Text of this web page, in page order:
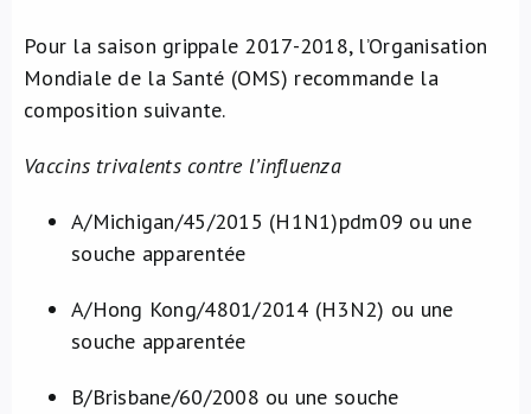
Pour la saison grippale 2017-2018, l’Organisation
Mondiale de la Santé (OMS) recommande la
composition suivante.
Vaccins trivalents contre l’influenza
A/Michigan/45/2015 (H1N1)pdm09 ou une
souche apparentée
A/Hong Kong/4801/2014 (H3N2) ou une
souche apparentée
B/Brisbane/60/2008 ou une souche